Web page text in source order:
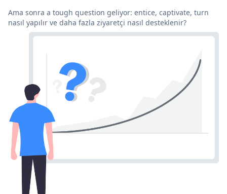
Ama sonra a tough question geliyor: entice, captivate, turn
nasıl yapılır ve daha fazla ziyaretçi nasıl desteklenir?